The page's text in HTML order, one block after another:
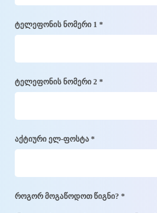
ტელეფონის ნომერი 1 *
ტელეფონის ნომერი 2 *
აქტიური ელ-ფოსტა *
როგორ მოგაწოდოთ წიგნი? *